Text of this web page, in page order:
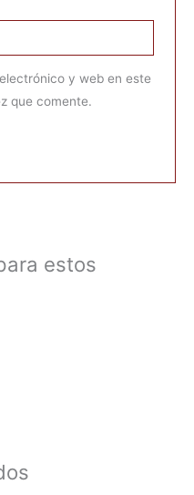
y web en este
que comente.
estos